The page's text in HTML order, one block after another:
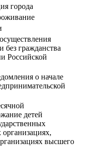
города
гражданства
Российской
о начале
детей
высшего